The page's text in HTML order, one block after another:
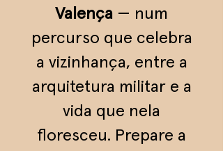
Valença — num
percurso que celebra
a vizinhança, entre a
arquitetura militar e a
vida que nela
floresceu. Prepare a